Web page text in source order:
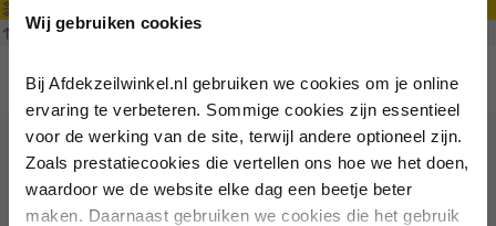
Wij gebruiken cookies
Bij Afdekzeilwinkel.nl gebruiken we cookies om je online
ervaring te verbeteren. Sommige cookies zijn essentieel
voor de werking van de site, terwijl andere optioneel zijn.
Zoals prestatiecookies die vertellen ons hoe we het doen,
waardoor we de website elke dag een beetje beter
maken. Daarnaast gebruiken we cookies die het gebruik
Sorteren op
Ontvang €5 korting
Schrijf je in voor de nieuwsbrief en
Vul je e-mailadres in‍⁪⁪
Particulier Zakelijk